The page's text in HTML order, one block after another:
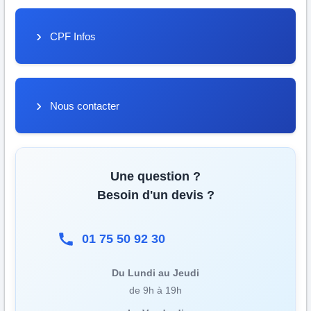
CPF Infos
Nous contacter
Une question ?
Besoin d'un devis ?
01 75 50 92 30
Du Lundi au Jeudi
de 9h à 19h